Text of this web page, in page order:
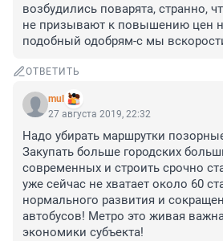
возбудились поварята, странно,
не призывают к повышению цен
подобный одобрям-с мы
ОТВЕТИТЬ
mul
27 августа 2019, 22:32
Надо убирать маршрутки
Закупать больше городских
современных и строить срочно
уже сейчас не хватает около 60
нормального развития и
автобусов! Метро это живая
экономики субъекта!